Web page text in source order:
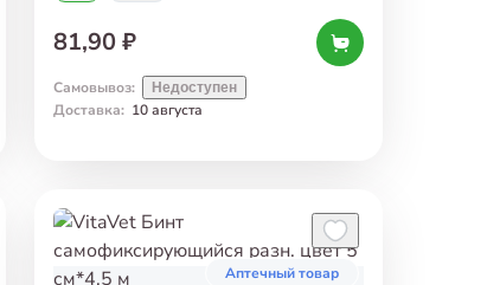
81,90 ₽
Самовывоз: Недоступен
Доставка: 10 августа
Аптечный товар